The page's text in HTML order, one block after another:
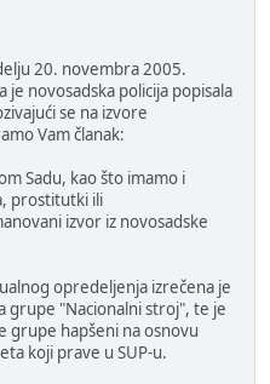
20. novembra 2005.
novosadska policija popisala
se na izvore
Vam članak:
Sadu, kao što imamo i
prostitutki ili
izvor iz novosadske
opredeljenja izrečena je
grupe "Nacionalni stroj", te je
grupe hapšeni na osnovu
koji prave u SUP-u.